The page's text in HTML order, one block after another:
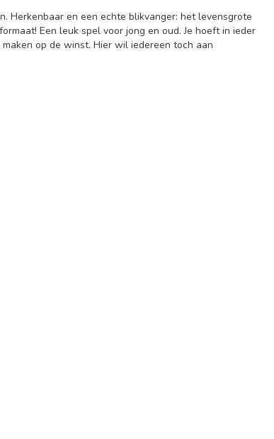
Herkenbaar en een echte blikvanger: het levensgrote
Een leuk spel voor jong en oud. Je hoeft in ieder
op de winst. Hier wil iedereen toch aan